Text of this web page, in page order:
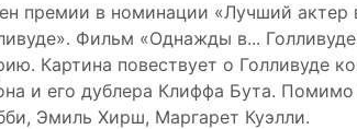
премии в номинации «Лучший актер
Фильм «Однажды в...
Картина повествует о Голливуде
и его дублера Клиффа Бута.
Эмиль Хирш, Маргарет Куэлли.